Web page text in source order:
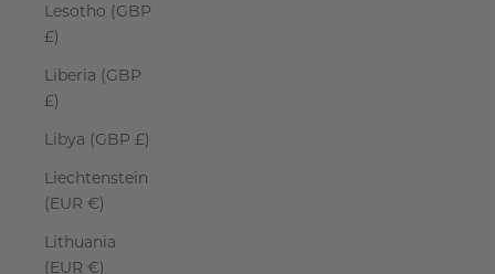
Lesotho (GBP
£)
Liberia (GBP
£)
Libya (GBP £)
Liechtenstein
(EUR €)
Lithuania
(EUR €)